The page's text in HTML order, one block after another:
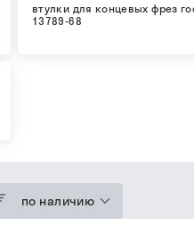
втулки для концевых фрез
13789-68
по наличию